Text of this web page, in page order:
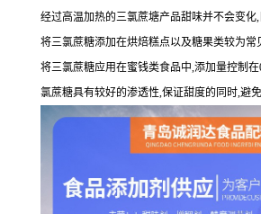
经过高温加热的三氯蔗塘产品甜味并不会变化
将三氯蔗糖添加在烘焙糕点以及糖果类较为常
将三氯蔗糖应用在蜜钱类食品中,添加量控制
氯蔗糖具有较好的渗透性,保证甜度的同时,避